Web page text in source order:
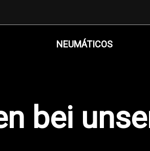
NEUMÁTICOS
bei